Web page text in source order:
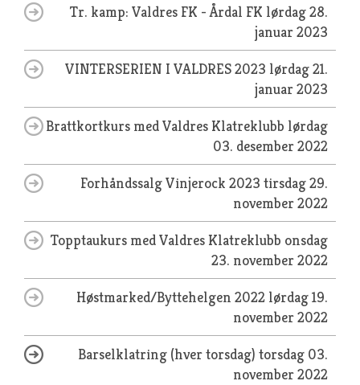
Tr. kamp: Valdres FK - Årdal FK lørdag 28.
januar 2023
VINTERSERIEN I VALDRES 2023 lørdag 21.
januar 2023
Brattkortkurs med Valdres Klatreklubb lørdag
03. desember 2022
Forhåndssalg Vinjerock 2023 tirsdag 29.
november 2022
Topptaukurs med Valdres Klatreklubb onsdag
23. november 2022
Høstmarked/Byttehelgen 2022 lørdag 19.
november 2022
Barselklatring (hver torsdag) torsdag 03.
november 2022